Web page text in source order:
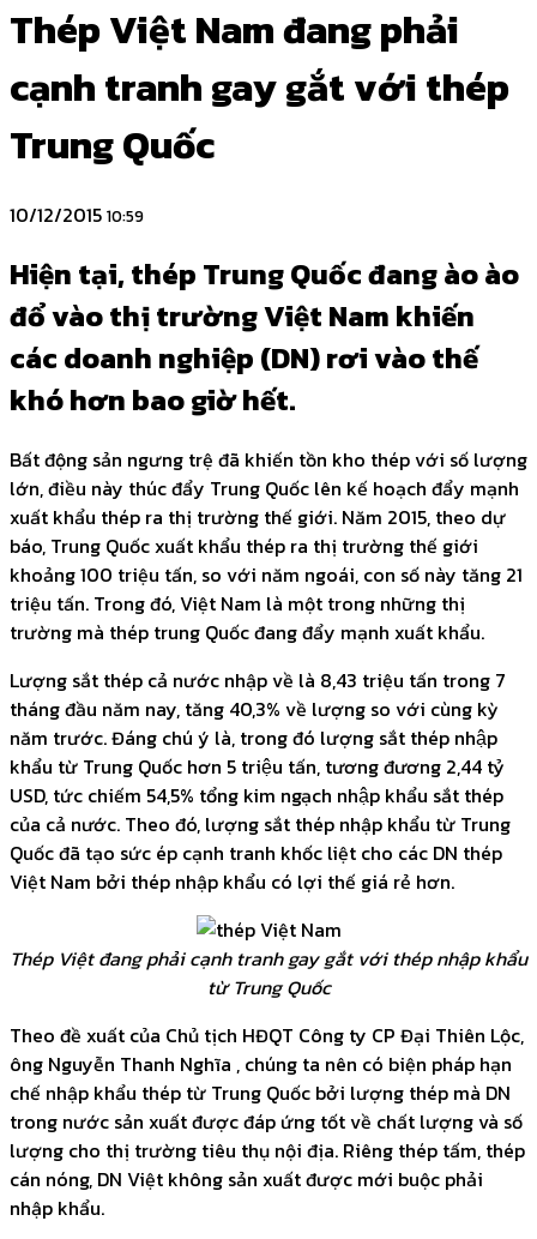
Thép Việt Nam đang phải
cạnh tranh gay gắt với thép
Trung Quốc
10/12/2015 10:59
Hiện tại, thép Trung Quốc đang ào ào
đổ vào thị trường Việt Nam khiến
các doanh nghiệp (DN) rơi vào thế
khó hơn bao giờ hết.
Bất động sản ngưng trệ đã khiến tồn kho thép với số lượng
lớn, điều này thúc đẩy Trung Quốc lên kế hoạch đẩy mạnh
xuất khẩu thép ra thị trường thế giới. Năm 2015, theo dự
báo, Trung Quốc xuất khẩu thép ra thị trường thế giới
khoảng 100 triệu tấn, so với năm ngoái, con số này tăng 21
triệu tấn. Trong đó, Việt Nam là một trong những thị
trường mà thép trung Quốc đang đẩy mạnh xuất khẩu.
Lượng sắt thép cả nước nhập về là 8,43 triệu tấn trong 7
tháng đầu năm nay, tăng 40,3% về lượng so với cùng kỳ
năm trước. Đáng chú ý là, trong đó lượng sắt thép nhập
khẩu từ Trung Quốc hơn 5 triệu tấn, tương đương 2,44 tỷ
USD, tức chiếm 54,5% tổng kim ngạch nhập khẩu sắt thép
của cả nước. Theo đó, lượng sắt thép nhập khẩu từ Trung
Quốc đã tạo sức ép cạnh tranh khốc liệt cho các DN thép
Việt Nam bởi thép nhập khẩu có lợi thế giá rẻ hơn.
Thép Việt đang phải cạnh tranh gay gắt với thép nhập khẩu
từ Trung Quốc
Theo đề xuất của Chủ tịch HĐQT Công ty CP Đại Thiên Lộc,
ông Nguyễn Thanh Nghĩa , chúng ta nên có biện pháp hạn
chế nhập khẩu thép từ Trung Quốc bởi lượng thép mà DN
trong nước sản xuất được đáp ứng tốt về chất lượng và số
lượng cho thị trường tiêu thụ nội địa. Riêng thép tấm, thép
cán nóng, DN Việt không sản xuất được mới buộc phải
nhập khẩu.